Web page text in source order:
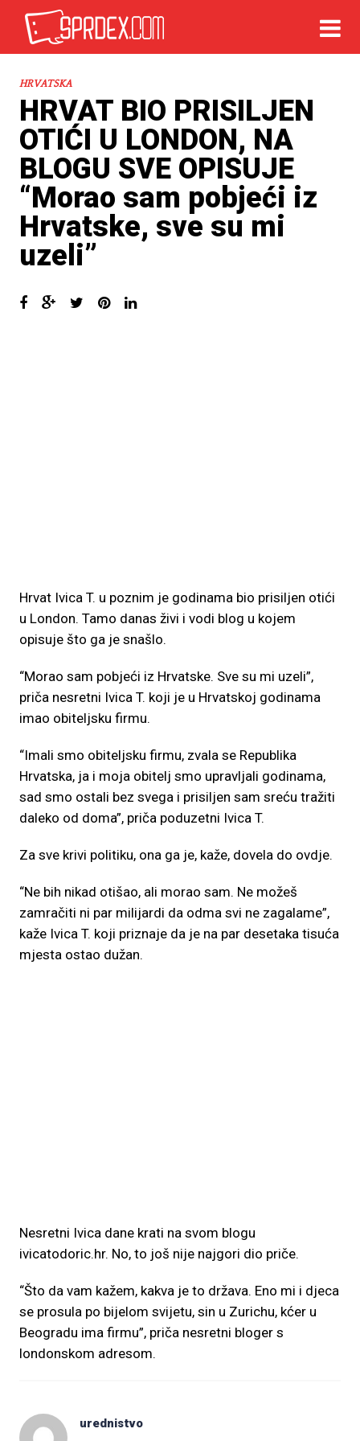
HRVATSKA
HRVAT BIO PRISILJEN
OTIĆI U LONDON, NA
BLOGU SVE OPISUJE
“Morao sam pobjeći iz
Hrvatske, sve su mi
uzeli”
Hrvat Ivica T. u poznim je godinama bio prisiljen otići
u London. Tamo danas živi i vodi blog u kojem
opisuje što ga je snašlo.
“Morao sam pobjeći iz Hrvatske. Sve su mi uzeli”,
priča nesretni Ivica T. koji je u Hrvatskoj godinama
imao obiteljsku firmu.
“Imali smo obiteljsku firmu, zvala se Republika
Hrvatska, ja i moja obitelj smo upravljali godinama,
sad smo ostali bez svega i prisiljen sam sreću tražiti
daleko od doma”, priča poduzetni Ivica T.
Za sve krivi politiku, ona ga je, kaže, dovela do ovdje.
“Ne bih nikad otišao, ali morao sam. Ne možeš
zamračiti ni par milijardi da odma svi ne zagalame”,
kaže Ivica T. koji priznaje da je na par desetaka tisuća
mjesta ostao dužan.
Nesretni Ivica dane krati na svom blogu
ivicatodoric.hr. No, to još nije najgori dio priče.
“Što da vam kažem, kakva je to država. Eno mi i djeca
se prosula po bijelom svijetu, sin u Zurichu, kćer u
Beogradu ima firmu”, priča nesretni bloger s
londonskom adresom.
urednistvo